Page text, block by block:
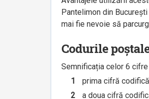
Pantelimon din
mai fie nevoie să
Codurile
Semnificația celor 6
1
prima cifră
2
a doua cifră